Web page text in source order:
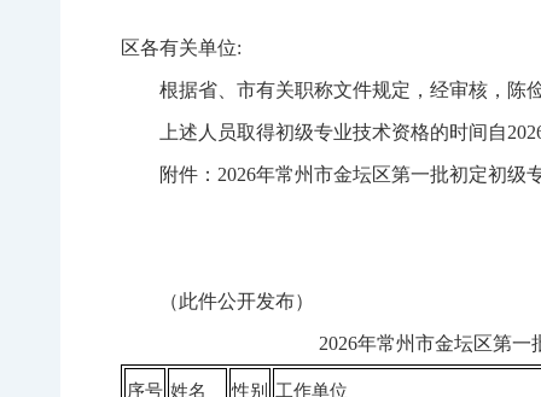
区各有关单位:
根据省、市有关职称文件规定，经审核，陈
上述人员取得初级专业技术资格的时间自
附件：2026年常州市金坛区第一批初定初级
（此件公开发布）
2026年常州市金坛区第一批初定
序号 姓名 性别 工作单位